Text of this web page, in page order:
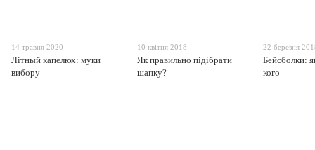
14 травня 2020
Літный капелюх: муки
вибору
10 квітня 2018
Як правильно підібрати
шапку?
22 березня
Бейсболки:
кого